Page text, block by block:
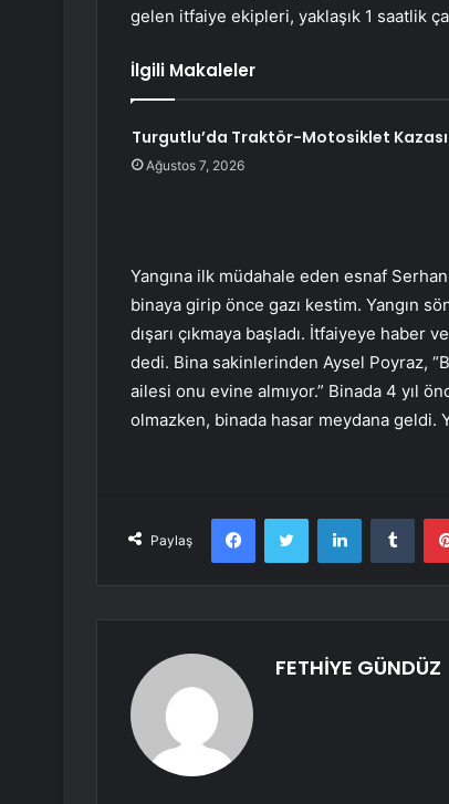
gelen itfaiye ekipleri, yaklaşık 1 saatlik
İlgili Makaleler
Turgutlu’da Traktör-Motosiklet Kazası
Ağustos 7, 2026
Yangına ilk müdahale eden esnaf Serhan
binaya girip önce gazı kestim. Yangın
dışarı çıkmaya başladı. İtfaiyeye haber
dedi. Bina sakinlerinden Aysel Poyraz,
ailesi onu evine almıyor.” Binada 4 yıl
olmazken, binada hasar meydana geldi.
Paylaş
FacebookTwitter LinkedIn
FETHİYE GÜNDÜZ